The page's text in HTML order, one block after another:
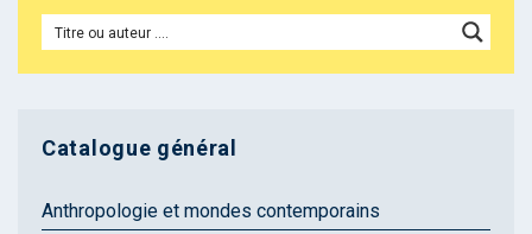
Catalogue général
Anthropologie et mondes contemporains